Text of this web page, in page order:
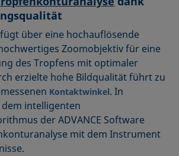
über eine hochauflösende
Zoomobjektiv für eine
des Tropfens mit optimaler
erzielte hohe Bildqualität führt zu
Kontaktwinkel. In
intelligenten
der ADVANCE Software
mit dem Instrument